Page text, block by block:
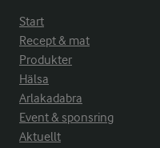
Start
Recept & mat
Produkter
Hälsa
Arlakadabra
Event & sponsring
Aktuellt